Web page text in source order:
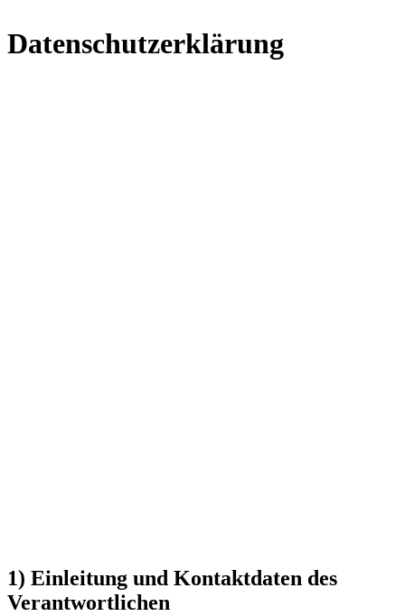
Datenschutzerklärung
1) Einleitung und Kontaktdaten des
Verantwortlichen